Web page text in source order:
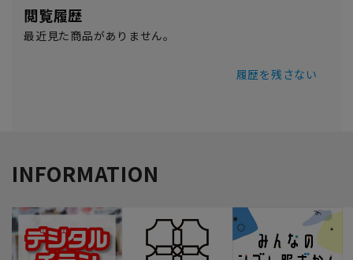
閲覧履歴
最近見た商品がありません。
履歴を残さない
INFORMATION